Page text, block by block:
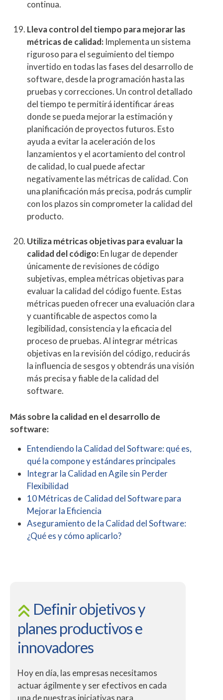
continua.
Lleva control del tiempo para mejorar las
métricas de calidad: Implementa un sistema
riguroso para el seguimiento del tiempo
invertido en todas las fases del desarrollo de
software, desde la programación hasta las
pruebas y correcciones. Un control detallado
del tiempo te permitirá identificar áreas
donde se pueda mejorar la estimación y
planificación de proyectos futuros. Esto
ayuda a evitar la aceleración de los
lanzamientos y el acortamiento del control
de calidad, lo cual puede afectar
negativamente las métricas de calidad. Con
una planificación más precisa, podrás cumplir
con los plazos sin comprometer la calidad del
producto.
Utiliza métricas objetivas para evaluar la
calidad del código:En lugar de depender
únicamente de revisiones de código
subjetivas, emplea métricas objetivas para
evaluar la calidad del código fuente. Estas
métricas pueden ofrecer una evaluación clara
y cuantificable de aspectos como la
legibilidad, consistencia y la eficacia del
proceso de pruebas. Al integrar métricas
objetivas en la revisión del código, reducirás
la influencia de sesgos y obtendrás una visión
más precisa y fiable de la calidad del
software.
Más sobre la calidad en el desarrollo de
software:
Entendiendo la Calidad del Software: qué es,
qué la compone y estándares principales
Integrar la Calidad en Agile sin Perder
Flexibilidad
10 Métricas de Calidad del Software para
Mejorar la Eficiencia
Aseguramiento de la Calidad del Software:
¿Qué es y cómo aplicarlo?
Definir objetivos y
planes productivos e
innovadores
Hoy en día, las empresas necesitamos
actuar ágilmente y ser efectivos en cada
una de nuestras iniciativas para